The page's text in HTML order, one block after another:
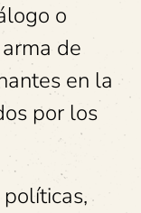
o
de
en la
por los